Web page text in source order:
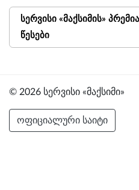
© 2026 სერვისი «მაქსიმი»
ოფიციალური საიტი
სერვისი «მაქსიმის»
წესები